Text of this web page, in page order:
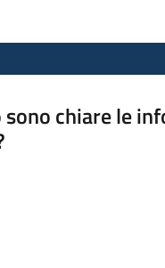
sono chiare le